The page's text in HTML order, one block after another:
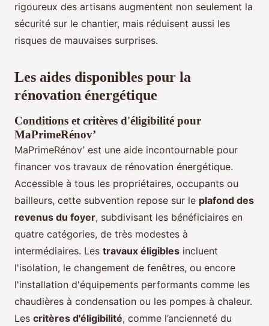
rigoureux des artisans augmentent non seulement la
sécurité sur le chantier, mais réduisent aussi les
risques de mauvaises surprises.
Les aides disponibles pour la
rénovation énergétique
Conditions et critères d'éligibilité pour
MaPrimeRénov’
MaPrimeRénov’ est une aide incontournable pour
financer vos travaux de rénovation énergétique.
Accessible à tous les propriétaires, occupants ou
bailleurs, cette subvention repose sur le plafond des
revenus du foyer, subdivisant les bénéficiaires en
quatre catégories, de très modestes à
intermédiaires. Les travaux éligibles incluent
l'isolation, le changement de fenêtres, ou encore
l'installation d'équipements performants comme les
chaudières à condensation ou les pompes à chaleur.
Les critères d'éligibilité, comme l’ancienneté du